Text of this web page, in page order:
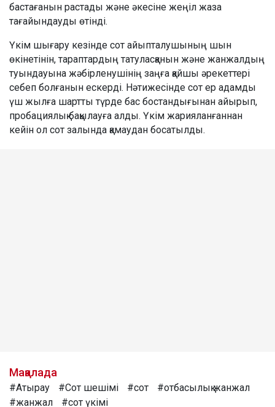
бастағанын растады және әкесіне жеңіл жаза
тағайындауды өтінді.
Үкім шығару кезінде сот айыпталушының шын
өкінетінін, тараптардың татуласқанын және жанжалдың
туындауына жәбірленушінің заңға қайшы әрекеттері
себеп болғанын ескерді. Нәтижесінде сот ер адамды
үш жылға шартты түрде бас бостандығынан айырып,
пробациялық бақылауға алды. Үкім жарияланғаннан
кейін ол сот залында қамаудан босатылды.
Мақалада
#Атырау #Сот шешімі #сот
#отбасылық жанжал
#жанжал
#сот үкімі